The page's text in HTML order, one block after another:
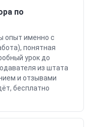
по
опыт именно с
понятная
урок до
из штата
и отзывами
бесплатно